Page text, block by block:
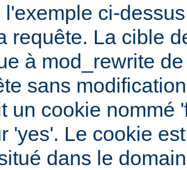
l'exemple ci-
requête. La cible
à mod_rewrite
sans
un cookie nommé
'yes'. Le cookie
dans le